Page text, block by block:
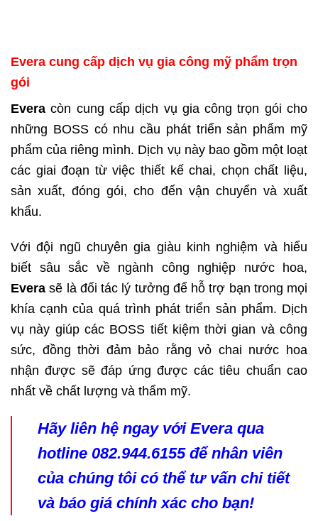
Evera cung cấp dịch vụ gia công mỹ phẩm trọn
gói
Evera còn cung cấp dịch vụ gia công trọn gói cho
những BOSS có nhu cầu phát triển sản phẩm mỹ
phẩm của riêng mình. Dịch vụ này bao gồm một loạt
các giai đoạn từ việc thiết kế chai, chọn chất liệu,
sản xuất, đóng gói, cho đến vận chuyển và xuất
khẩu.
Với đội ngũ chuyên gia giàu kinh nghiệm và hiểu
biết sâu sắc về ngành công nghiệp nước hoa,
Evera sẽ là đối tác lý tưởng để hỗ trợ bạn trong mọi
khía cạnh của quá trình phát triển sản phẩm. Dịch
vụ này giúp các BOSS tiết kiệm thời gian và công
sức, đồng thời đảm bảo rằng vỏ chai nước hoa
nhận được sẽ đáp ứng được các tiêu chuẩn cao
nhất về chất lượng và thẩm mỹ.
Hãy liên hệ ngay với Evera qua
hotline 082.944.6155 để nhân viên
của chúng tôi có thể tư vấn chi tiết
và báo giá chính xác cho bạn!